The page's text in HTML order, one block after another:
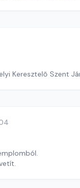
Keresztelõ Szent